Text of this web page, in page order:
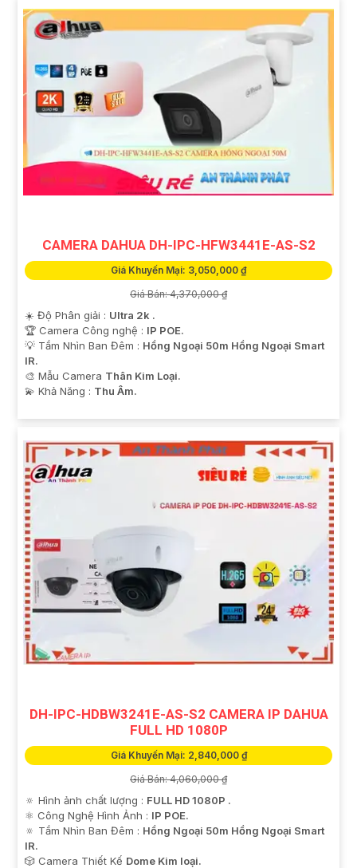
CAMERA DAHUA DH-IPC-HFW3441E-AS-S2
Giá Khuyến Mại: 3,050,000 ₫
Giá Bán: 4,370,000 ₫
☀️ Độ Phân giải : Ultra 2k .
🏆 Camera Công nghệ : IP POE.
💡 Tầm Nhìn Ban Đêm : Hồng Ngoại 50m Hồng Ngoại Smart
IR.
🎨 Mẫu Camera Thân Kim Loại.
️💫 Khả Năng : Thu Âm.
DH-IPC-HDBW3241E-AS-S2 CAMERA IP DAHUA
FULL HD 1080P
Giá Khuyến Mại: 2,840,000 ₫
Giá Bán: 4,060,000 ₫
🔅 Hình ảnh chất lượng : FULL HD 1080P .
⚛️ Công Nghệ Hình Ảnh : IP POE.
🔅 Tầm Nhìn Ban Đêm : Hồng Ngoại 50m Hồng Ngoại Smart
IR.
🎲 Camera Thiết Kế Dome Kim loại.